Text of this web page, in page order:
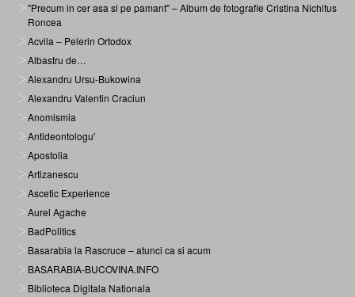
"Precum in cer asa si pe pamant" – Album de fotografie Cristina Nichitus
Roncea
Acvila – Pelerin Ortodox
Albastru de…
Alexandru Ursu-Bukowina
Alexandru Valentin Craciun
Anomismia
Antideontologu'
Apostolia
Artizanescu
Ascetic Experience
Aurel Agache
BadPolitics
Basarabia la Rascruce – atunci ca si acum
BASARABIA-BUCOVINA.INFO
Biblioteca Digitala Nationala